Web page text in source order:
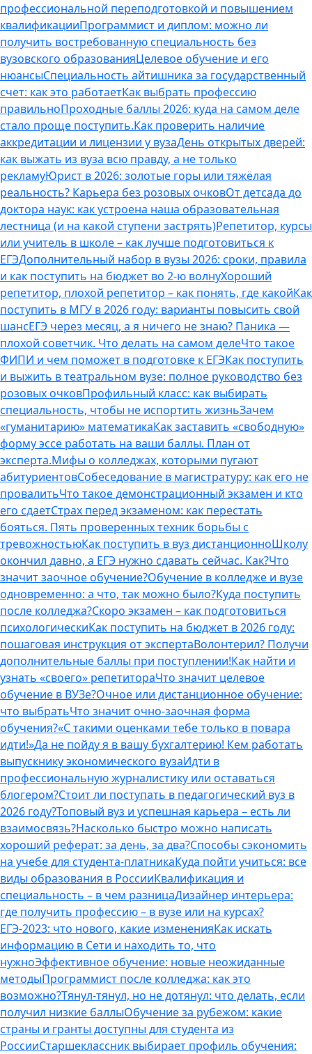
профессиональной переподготовкой и повышением
квалификацииПрограммист и диплом: можно ли
получить востребованную специальность без
вузовского образованияЦелевое обучение и его
нюансыСпециальность айтишника за государственный
счет: как это работаетКак выбрать профессию
правильноПроходные баллы 2026: куда на самом деле
стало проще поступить.Как проверить наличие
аккредитации и лицензии у вузаДень открытых дверей:
как выжать из вуза всю правду, а не только
рекламуЮрист в 2026: золотые горы или тяжёлая
реальность? Карьера без розовых очковОт детсада до
доктора наук: как устроена наша образовательная
лестница (и на какой ступени застрять)Репетитор, курсы
или учитель в школе – как лучше подготовиться к
ЕГЭДополнительный набор в вузы 2026: сроки, правила
и как поступить на бюджет во 2‑ю волнуХороший
репетитор, плохой репетитор – как понять, где какойКак
поступить в МГУ в 2026 году: варианты повысить свой
шансЕГЭ через месяц, а я ничего не знаю? Паника —
плохой советчик. Что делать на самом делеЧто такое
ФИПИ и чем поможет в подготовке к ЕГЭКак поступить
и выжить в театральном вузе: полное руководство без
розовых очковПрофильный класс: как выбирать
специальность, чтобы не испортить жизньЗачем
«гуманитарию» математикаКак заставить «свободную»
форму эссе работать на ваши баллы. План от
эксперта.Мифы о колледжах, которыми пугают
абитуриентовСобеседование в магистратуру: как его не
провалитьЧто такое демонстрационный экзамен и кто
его сдаетСтрах перед экзаменом: как перестать
бояться. Пять проверенных техник борьбы с
тревожностьюКак поступить в вуз дистанционноШколу
окончил давно, а ЕГЭ нужно сдавать сейчас. Как?Что
значит заочное обучение?Обучение в колледже и вузе
одновременно: а что, так можно было?Куда поступить
после колледжа?Скоро экзамен – как подготовиться
психологическиКак поступить на бюджет в 2026 году:
пошаговая инструкция от экспертаВолонтерил? Получи
дополнительные баллы при поступлении!Как найти и
узнать «своего» репетитораЧто значит целевое
обучение в ВУЗе?Очное или дистанционное обучение:
что выбратьЧто значит очно-заочная форма
обучения?«С такими оценками тебе только в повара
идти!»Да не пойду я в вашу бухгалтерию! Кем работать
выпускнику экономического вузаИдти в
профессиональную журналистику или оставаться
блогером?Стоит ли поступать в педагогический вуз в
2026 году?Топовый вуз и успешная карьера – есть ли
взаимосвязь?Насколько быстро можно написать
хороший реферат: за день, за два?Способы сэкономить
на учебе для студента-платникаКуда пойти учиться: все
виды образования в РоссииКвалификация и
специальность – в чем разницаДизайнер интерьера:
где получить профессию – в вузе или на курсах?
ЕГЭ-2023: что нового, какие измененияКак искать
информацию в Сети и находить то, что
нужноЭффективное обучение: новые неожиданные
методыПрограммист после колледжа: как это
возможно?Тянул-тянул, но не дотянул: что делать, если
получил низкие баллыОбучение за рубежом: какие
страны и гранты доступны для студента из
РоссииСтаршеклассник выбирает профиль обучения: